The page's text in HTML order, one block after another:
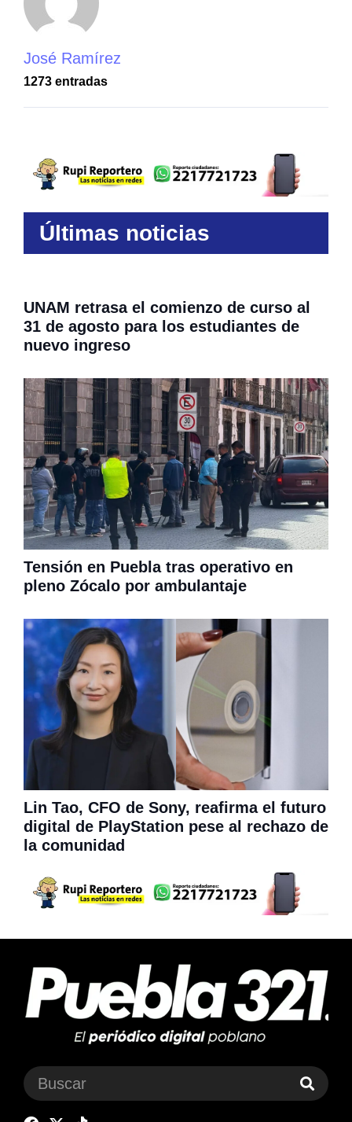
José Ramírez
1273 entradas
Últimas noticias
UNAM retrasa el comienzo de curso al
31 de agosto para los estudiantes de
nuevo ingreso
Tensión en Puebla tras operativo en
pleno Zócalo por ambulantaje
Lin Tao, CFO de Sony, reafirma el futuro
digital de PlayStation pese al rechazo de
la comunidad